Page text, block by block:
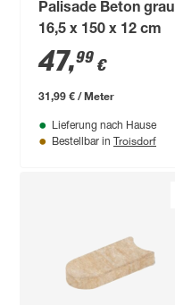
Palisade Beton grau
16,5 x 150 x 12 cm
47,99 €
31,99 € / Meter
Lieferung nach Hause
Bestellbar in Troisdorf